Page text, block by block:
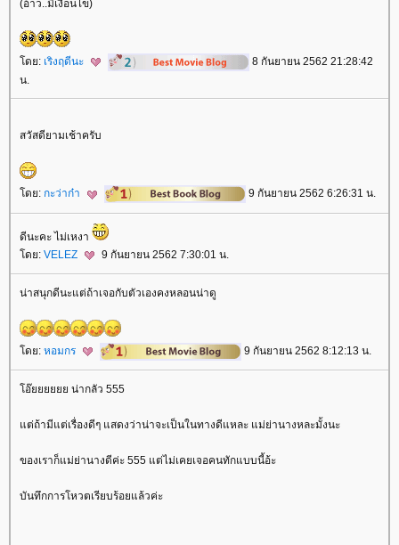
(อ้าว..มีเงื่อนไข)
ดย: เริงฤดีนะ
8 กันยายน 2562 21:28:42
น.
สวัสดียามเช้าครับ
ดย: กะว่าก๋า 9 กันยายน 2562 6:26:31 น.
ดีนะคะ ไม่เหงา
ดย: VELEZ 9 กันยายน 2562 7:30:01 น.
น่าสนุกดีนะแต่ถ้าเจอกับตัวเองคงหลอนน่าดู
ดย: หอมกร 9 กันยายน 2562 8:12:13 น.
อ๊ยยยยยย น่ากลัว 555
ต่ถ้ามีแต่เรื่องดีๆ แสดงว่าน่าจะเป็นในทางดีแหละ แม่ย่านางหละมั้งนะ
ของเราก็แม่ย่านางดีค่ะ 555 แต่ไม่เคยเจอคนทักแบบนี้อ้ะ
บันทึกการโหวตเรียบร้อยแล้วค่ะ